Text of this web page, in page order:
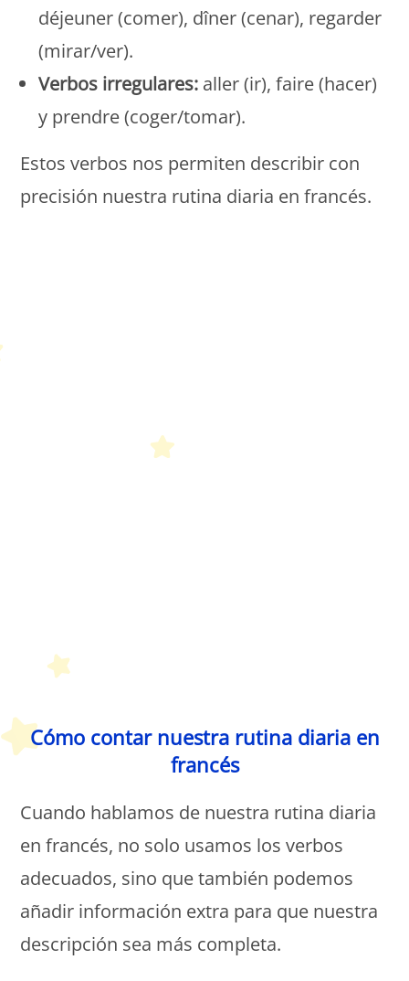
déjeuner (comer), dîner (cenar), regarder
(mirar/ver).
Verbos irregulares: aller (ir), faire (hacer)
y prendre (coger/tomar).
Estos verbos nos permiten describir con
precisión nuestra rutina diaria en francés.
Cómo contar nuestra rutina diaria en
francés
Cuando hablamos de nuestra rutina diaria
en francés, no solo usamos los verbos
adecuados, sino que también podemos
añadir información extra para que nuestra
descripción sea más completa.